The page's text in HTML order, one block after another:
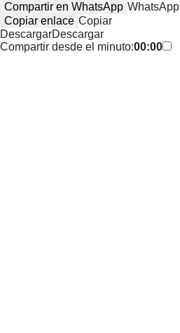
Compartir en WhatsApp WhatsApp
Copiar enlace Copiar
DescargarDescargar
Compartir desde el minuto:00:00